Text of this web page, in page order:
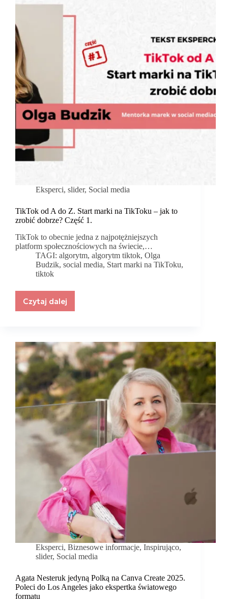
opłaca
Eksperci, slider, Social media
TikTok od A do Z. Start marki na TikToku – jak to
zrobić dobrze? Część 1.
TikTok to obecnie jedna z najpotężniejszych
platform społecznościowych na świecie,…
TAGI: algorytm,algorytm tiktok,Olga
Budzik, social media, Start marki na TikToku,
tiktok
Czytaj dalej
TikTok
Z.
Start
marki
na
TikToku
–
jak
to
zrobić
dobrze?
Część
1.
Eksperci, Biznesowe informacje, Inspirująco,
slider, Social media
Agata Nesteruk jedyną Polką na Canva Create 2025.
Poleci do Los Angeles jako ekspertka światowego
formatu